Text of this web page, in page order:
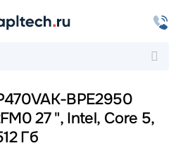
BPE2950
27 ", Intel, Core 5,
Гб